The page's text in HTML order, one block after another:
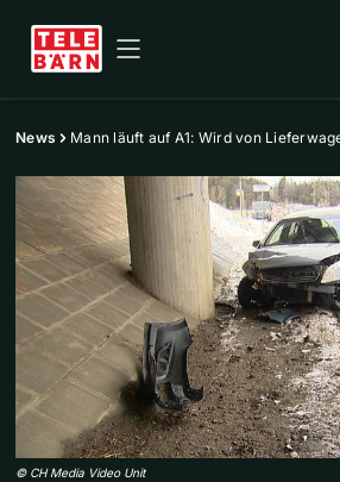
News Mann läuft auf A1: Wird von
© CH Media Video Unit